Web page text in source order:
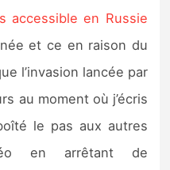
accessible en Russie
et ce en raison du
l’invasion lancée par
au moment où j’écris
le pas aux autres
en arrêtant de